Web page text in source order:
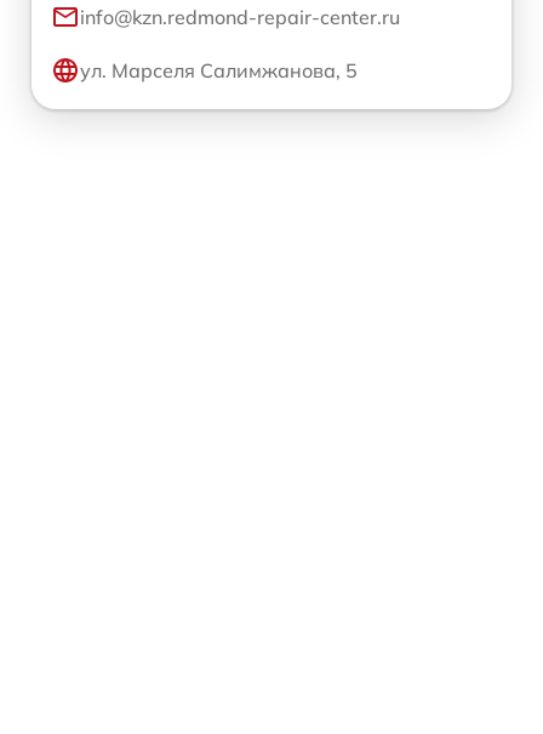
info@kzn.redmond-repair-center.ru
ул. Марселя Салимжанова, 5